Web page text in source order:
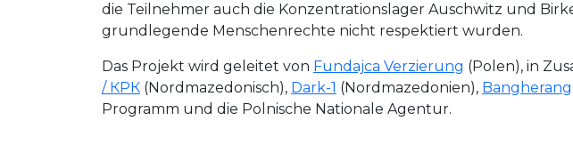
die Teilnehmer auch die Konzentrationslager Auschwitz und
grundlegende Menschenrechte nicht respektiert wurden.
Das Projekt wird geleitet von Fundajca Verzierung (Polen), in
/ КРК (Nordmazedonisch), Dark-1 (Nordmazedonien), Bangherang
Programm und die Polnische Nationale Agentur.